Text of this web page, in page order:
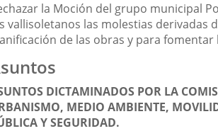
la Moción del grupo municipal
vallisoletanos las molestias derivadas
de las obras y para fomentar
DICTAMINADOS POR LA
MEDIO AMBIENTE,
Y SEGURIDAD.